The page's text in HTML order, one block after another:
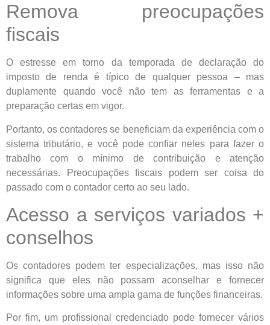
Remova preocupações
fiscais
O estresse em torno da temporada de declaração do
imposto de renda é típico de qualquer pessoa – mas
duplamente quando você não tem as ferramentas e a
preparação certas em vigor.
Portanto, os contadores se beneficiam da experiência com o
sistema tributário, e você pode confiar neles para fazer o
trabalho com o mínimo de contribuição e atenção
necessárias. Preocupações fiscais podem ser coisa do
passado com o contador certo ao seu lado.
Acesso a serviços variados +
conselhos
Os contadores podem ter especializações, mas isso não
significa que eles não possam aconselhar e fornecer
informações sobre uma ampla gama de funções financeiras.
Por fim, um profissional credenciado pode fornecer vários